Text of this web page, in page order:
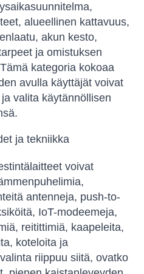
alueellinen kattavuus,
akun kesto,
ja omistuksen
kategoria kokoaa
avulla käyttäjät voivat
valita käytännöllisen
ja tekniikka
voivat
antenneja, push-to-
IoT-modeemeja,
reitittimiä, kaapeleita,
koteloita ja
riippuu siitä, ovatko